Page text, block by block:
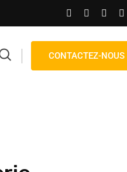
CONTACTEZ-NOUS